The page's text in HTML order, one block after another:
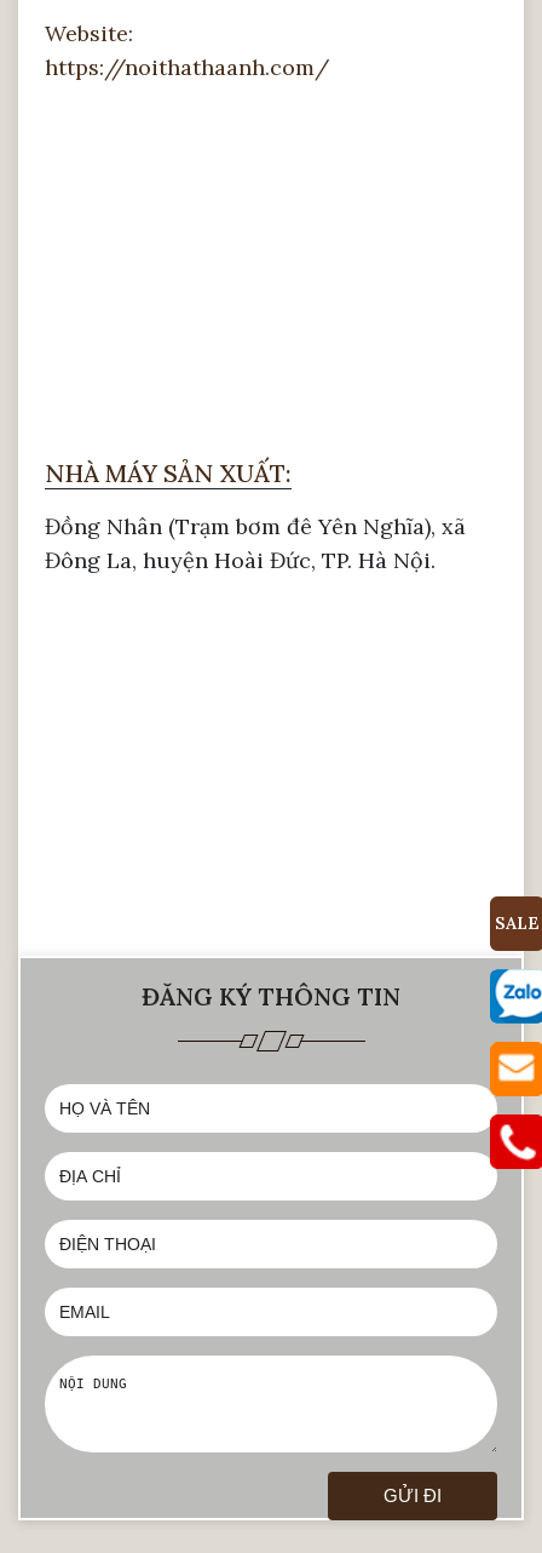
Website:
https://noithathaanh.com/
NHÀ MÁY SẢN XUẤT:
Đồng Nhân (Trạm bơm đê Yên Nghĩa), xã
Đông La, huyện Hoài Đức, TP. Hà Nội.
ĐĂNG KÝ THÔNG TIN
SALE